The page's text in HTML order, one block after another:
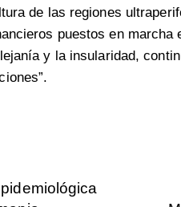
de las regiones
puestos en marcha
y la insularidad,